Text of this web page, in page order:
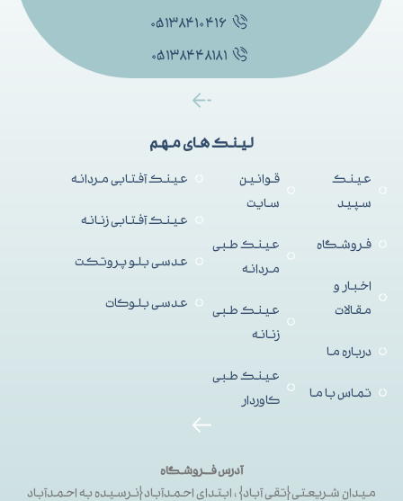
لینک های مهم
عینک
سپید
فروشگاه
اخبار و
مقالات
درباره ما
تماس با ما
قوانین
سایت
عینک طبی
مردانه
عینک طبی
زنانه
عینک طبی
کاوردار
عینک آفتابی مردانه
عینک آفتابی زنانه
عدسی بلو پروتکت
عدسی بلوکات
آدرس فــروشگاه
میدان شریعتی{تقی آباد}، ابتدای احمدآباد{نرسیده به احمدآباد
۰۵۱۳۸۴۱۰۴۱۶
۰۵۱۳۸۴۴۸۱۸۱